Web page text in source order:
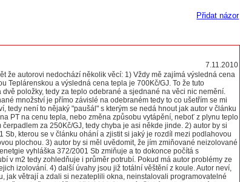
Přidat názor
7.11.2010
že autorovi nedochází několik věcí: 1) Vždy mě zajímá výsledná cena
Teplárenskou a výsledná cena tepla je 700Kč/GJ. To že tuto
položky, tedy za teplo odebrané a sjednané na věci nic nemění.
množství je přímo závislé na odebraném tedy to co ušetřím se mi
tedy není to nějaký "paušál" s kterým se nedá hnout jak autor v článku
PT na cenu tepla, nebo změna způsobu vytápění, neboť z plynu teplo
za 250Kč/GJ, tedy chyba je asi někde jinde. 2) autor by si
Sb, kterou se v článku ohání a zjistit si jaký je rozdíl mezi podlahovou
plochou. 3) autor by si měl uvědomit, že jím zmiňované neizolované
vyhláška 372/2001 Sb zmiňuje a to dokonce počítá s
v m2 tedy zohledňuje i průměr potrubí. Pokud má autor problémy ze
izolování. 4) další úvahy jsou již totální věštění z koule. Autor neví,
jak větrají a zdali si nezateplili okna, neinstalovali programovatelné